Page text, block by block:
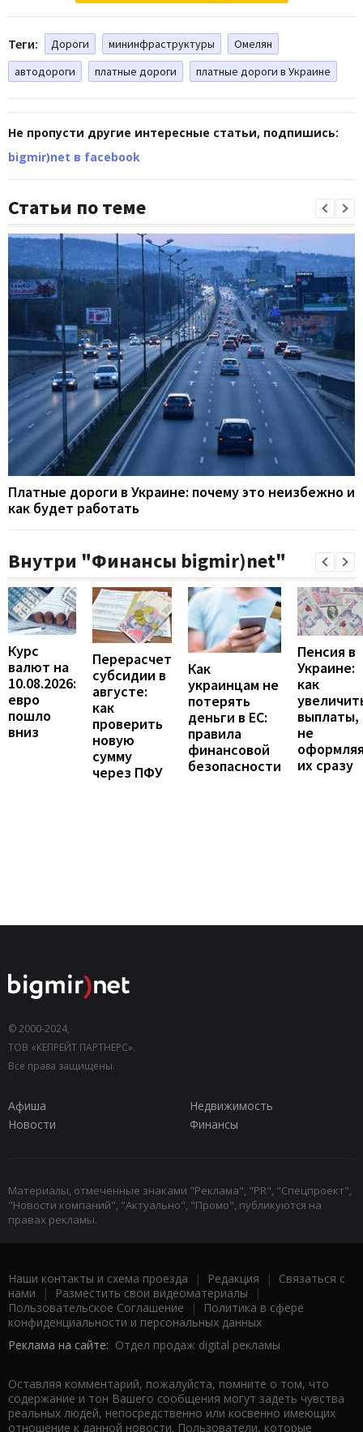
Теги: Дороги мининфраструктуры
Омелян
автодороги
платные дороги платные дороги в Украине
Не пропусти другие интересные статьи, подпишись:
bigmir)net в facebook
Статьи по теме
Платные дороги в Украине: почему это неизбежно и
как будет работать
Внутри "Финансы bigmir)net"
Курс
валют на
10.08.2026:
евро
пошло
вниз
Перерасчет
субсидии в
августе:
как
проверить
новую
сумму
через ПФУ
Как
украинцам не
потерять
деньги в ЕС:
правила
финансовой
безопасности
Пенсия в
Украине:
как
выплаты,
не
их сразу
© 2000-2024,
ТОВ «КЕПРЕЙТ ПАРТНЕРС».
Все права защищены.
Афиша
Недвижимость
Новости
Финансы
Материалы, отмеченные знаками "Реклама", "PR", "Спецпроект",
"Новости компаний", "Актуально", "Промо", публикуются на
правах рекламы.
Наши контакты и схема проезда | Редакция | Связаться с
нами | Разместить свои видеоматериалы |
Пользовательское Соглашение |
Политика в сфере
конфиденциальности и персональных данных
Реклама на сайте: Отдел продаж digital рекламы
Оставляя комментарий, пожалуйста, помните о том, что
содержание и тон Вашего сообщения могут задеть чувства
реальных людей, непосредственно или косвенно имеющих
отношение к данной новости. Пользователи, которые